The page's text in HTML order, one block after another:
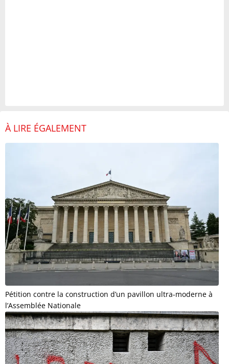
À LIRE ÉGALEMENT
Pétition contre la construction d’un pavillon ultra-moderne à
l’Assemblée Nationale